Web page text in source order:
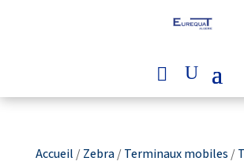
Accueil /Zebra/Terminaux mobiles /